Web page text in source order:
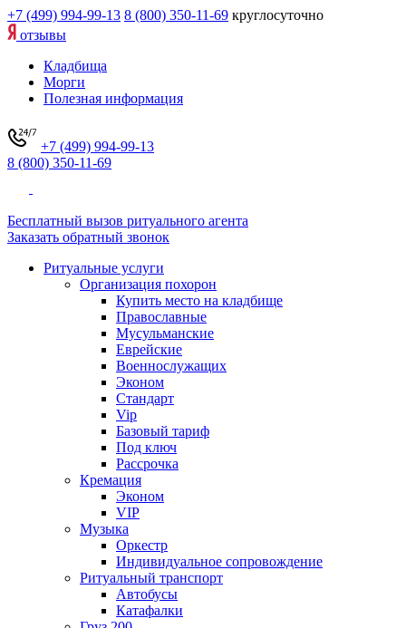
+7 (499) 994-99-13 8 (800) 350-11-69 круглосуточно
отзывы
Кладбища
Морги
Полезная информация
+7 (499) 994-99-13
8 (800) 350-11-69
Бесплатный вызов ритуального агента
Заказать обратный звонок
Ритуальные услуги
Организация похорон
Купить место на кладбище
Православные
Мусульманские
Еврейские
Военнослужащих
Эконом
Стандарт
Vip
Базовый тариф
Под ключ
Рассрочка
Кремация
Эконом
VIP
Музыка
Оркестр
Индивидуальное сопровождение
Ритуальный транспорт
Автобусы
Катафалки